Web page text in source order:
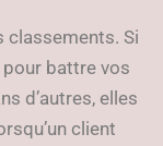
classements. Si
battre vos
d’autres, elles
client